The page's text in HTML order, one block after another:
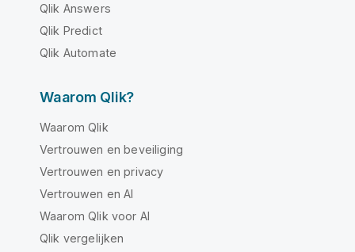
Qlik Answers
Qlik Predict
Qlik Automate
Waarom Qlik?
Waarom Qlik
Vertrouwen en beveiliging
Vertrouwen en privacy
Vertrouwen en AI
Waarom Qlik voor AI
Qlik vergelijken